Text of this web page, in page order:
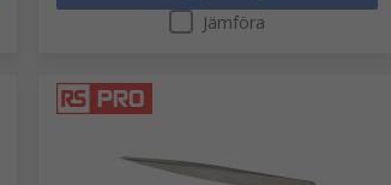
Jämföra